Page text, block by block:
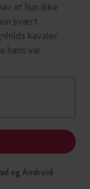
at hun ikke
svært
kavaler …
hans var
og Android